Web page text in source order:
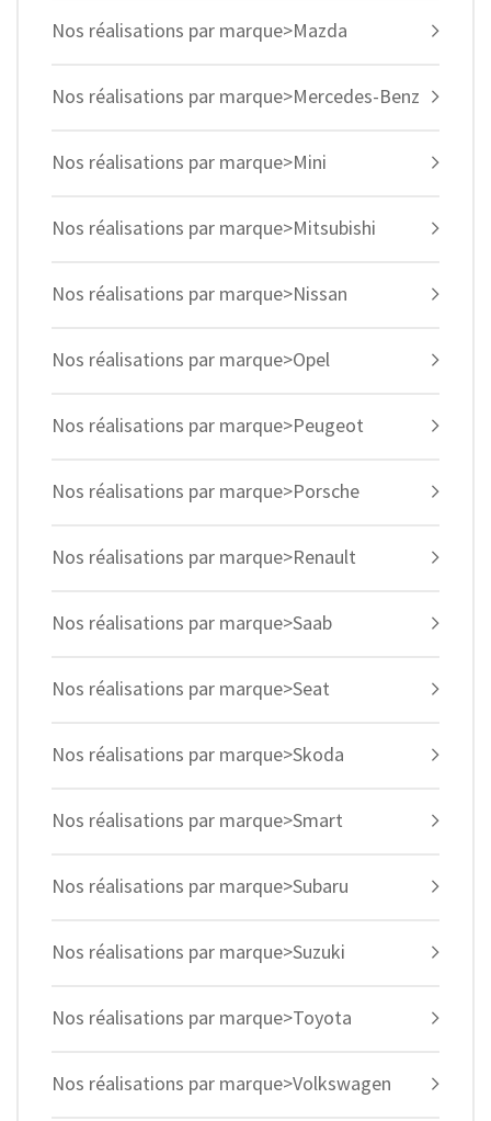
Nos réalisations par marque>Mazda
Nos réalisations par marque>Mercedes-Benz
Nos réalisations par marque>Mini
Nos réalisations par marque>Mitsubishi
Nos réalisations par marque>Nissan
Nos réalisations par marque>Opel
Nos réalisations par marque>Peugeot
Nos réalisations par marque>Porsche
Nos réalisations par marque>Renault
Nos réalisations par marque>Saab
Nos réalisations par marque>Seat
Nos réalisations par marque>Skoda
Nos réalisations par marque>Smart
Nos réalisations par marque>Subaru
Nos réalisations par marque>Suzuki
Nos réalisations par marque>Toyota
Nos réalisations par marque>Volkswagen